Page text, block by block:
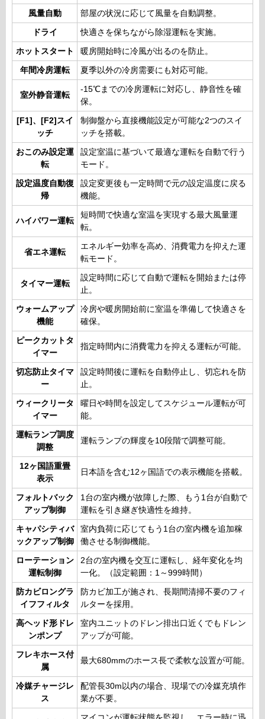
風量自動 部屋の状況に応じて風量を自動調整。
ドライ 快適さを保ちながら除湿運転を実施。
ホットスタート 暖房開始時に冷風が出るのを防止。
年間冷房運転 夏季以外の冷房需要にも対応可能。
室外静音運転
-15℃までの冷房運転に対応し、静音性を確
保。
[F1]、[F2]スイ
ッチ
制御盤から直接機能設定が可能な2つのスイ
ッチを搭載。
おこのみ設定運
転
設定室温に基づいて最適な運転を自動で行う
モード。
設定温度自動復
帰
設定変更後も一定時間で元の設定温度に戻る
機能。
ハイパワー運転
短時間で快適な室温を実現する最大風量運
転。
省エネ運転
エネルギー効率を高め、消費電力を抑えた運
転モード。
タイマー運転
設定時間に応じて自動で運転を開始または停
止。
ウォームアップ
機能
冷房や暖房開始前に室温を準備して快適さを
確保。
ピークカットタ
イマー
指定時間内に消費電力を抑える運転が可能。
切忘防止タイマ
ー
設定時間後に運転を自動停止し、切忘れを防
止。
ウィークリータ
イマー
曜日や時間を設定してスケジュール運転が可
能。
運転ランプ調度
調整
運転ランプの輝度を10段階で調整可能。
12ヶ国語重畳
表示
日本語を含む12ヶ国語での表示機能を搭載。
フォルトバック
アップ制御
1台の室内機が故障した際、もう1台が自動で
運転を引き継ぎ快適性を維持。
キャパシティバ
ックアップ制御
室内負荷に応じてもう1台の室内機を追加稼
働させる制御機能。
ローテーション
運転制御
2台の室内機を交互に運転し、経年変化を均
一化。（設定範囲：1～999時間）
防カビロングラ
イフフィルタ
防カビ加工が施され、長期間清掃不要のフィ
ルターを採用。
高ヘッド形ドレ
ンポンプ
室内ユニットのドレン排出口近くでもドレン
アップが可能。
フレキホース付
属
最大680mmのホース長で柔軟な設置が可能。
冷媒チャージレ
ス
配管長30m以内の場合、現場での冷媒充填作
業が不要。